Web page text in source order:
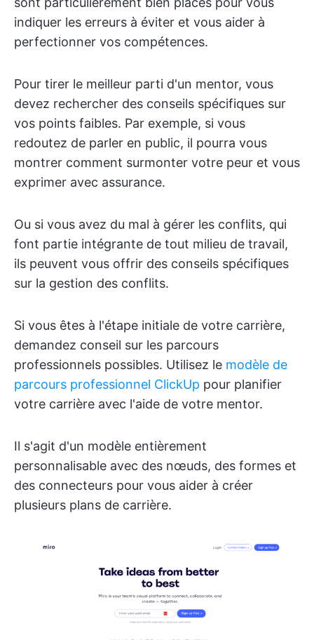
indiquer les erreurs à éviter et vous aider à
perfectionner vos compétences.
Pour tirer le meilleur parti d'un mentor, vous
devez rechercher des conseils spécifiques sur
vos points faibles. Par exemple, si vous
redoutez de parler en public, il pourra vous
montrer comment surmonter votre peur et vous
exprimer avec assurance.
Ou si vous avez du mal à gérer les conflits, qui
font partie intégrante de tout milieu de travail,
ils peuvent vous offrir des conseils spécifiques
sur la gestion des conflits.
Si vous êtes à l'étape initiale de votre carrière,
demandez conseil sur les parcours
professionnels possibles. Utilisez le modèle de
parcours professionnel ClickUp pour planifier
votre carrière avec l'aide de votre mentor.
Il s'agit d'un modèle entièrement
personnalisable avec des nœuds, des formes et
des connecteurs pour vous aider à créer
plusieurs plans de carrière.